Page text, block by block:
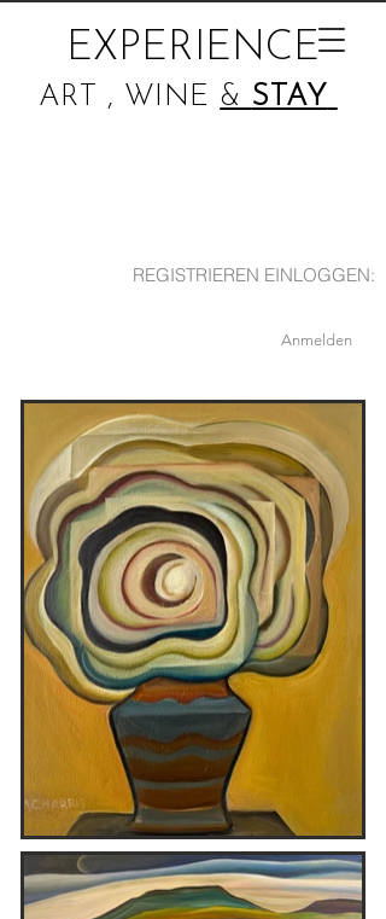
EXPERIENCE
ART , WINE & STAY
REGISTRIEREN EINLOGGEN:
Anmelden